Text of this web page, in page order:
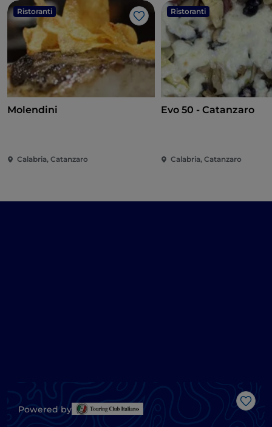
Ristoranti
Like
Molendini
Calabria, Catanzaro
Ristoranti
Evo 50 - Catanzaro
Calabria, Catanzaro
Like
Powered by